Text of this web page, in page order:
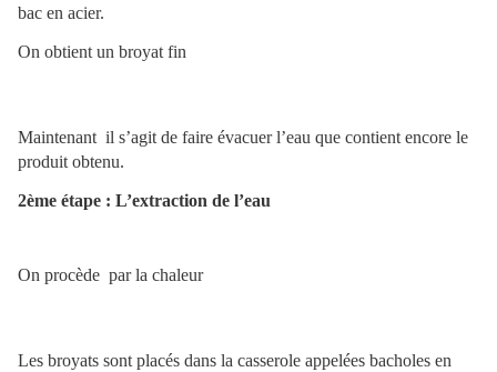
bac en acier.
On obtient un broyat fin
Maintenant il s’agit de faire évacuer l’eau que contient encore le
produit obtenu.
2ème étape : L’extraction de l’eau
On procède par la chaleur
Les broyats sont placés dans la casserole appelées bacholes en